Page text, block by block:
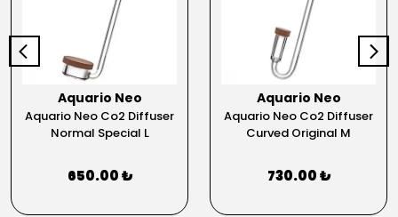
Aquario Neo
Aquario Neo Co2 Diffuser
Normal Special L
650.00 ₺
Aquario Neo
Aquario Neo Co2 Diffuser
Curved Original M
730.00 ₺